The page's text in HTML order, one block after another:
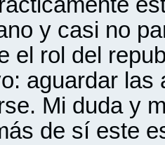
y casi no
el rol del
aguardar las
Mi duda y
de sí este